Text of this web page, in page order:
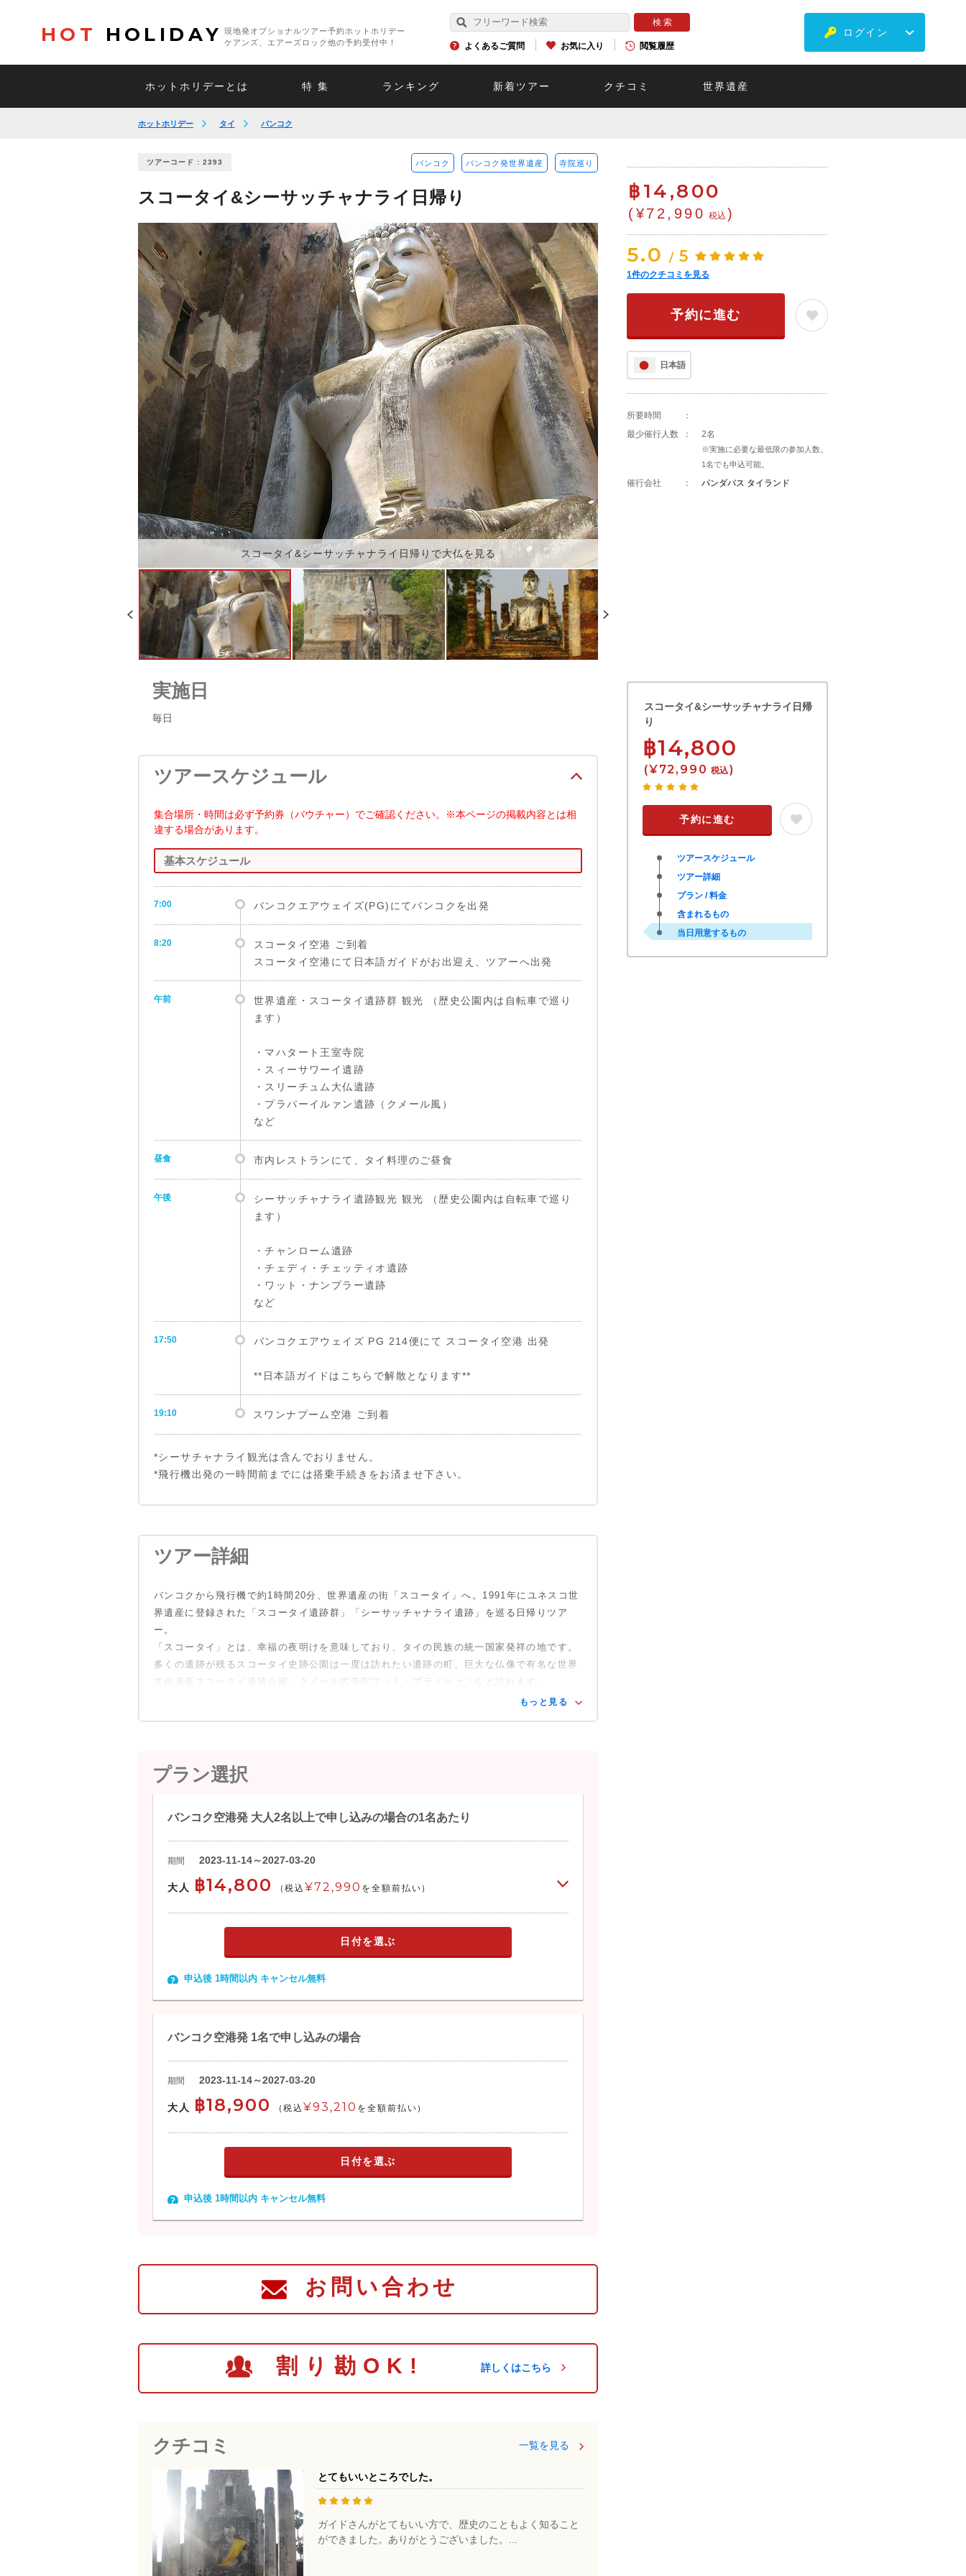
HOT HOLIDAY
現地発オプショナルツアー予約ホットホリデー
ケアンズ、エアーズロック他の予約受付中！
よくあるご質問 お気に入り 閲覧履歴
ログイン
ホットホリデーとは 特 集 ランキング 新着ツアー クチコミ 世界遺産
ホットホリデー タイ バンコク
ツアーコード : 2393 バンコク バンコク発世界遺産 寺院巡り
スコータイ&シーサッチャナライ日帰り
スコータイ&シーサッチャナライ日帰りで大仏を見る
฿14,800
(¥72,990 税込 )
5.0 / 5
1件のクチコミを見る
予約に進む
日本語
所要時間
：
最少催行人数
： 2名
※実施に必要な最低限の参加人数。
1名でも申込可能。
催行会社 ： パンダバス タイランド
実施日
毎日
ツアースケジュール
集合場所・時間は必ず予約券（バウチャー）でご確認ください。※本ページの掲載内容とは相
違する場合があります。
基本スケジュール
7:00 バンコクエアウェイズ(PG)にてバンコクを出発
8:20
スコータイ空港 ご到着
スコータイ空港にて日本語ガイドがお出迎え、ツアーへ出発
午前
世界遺産・スコータイ遺跡群 観光 （歴史公園内は自転車で巡り
ます）
・マハタート王室寺院
・スィーサワーイ遺跡
・スリーチュム大仏遺跡
・プラパーイルァン遺跡（クメール風）
など
昼食 市内レストランにて、タイ料理のご昼食
午後
シーサッチャナライ遺跡観光 観光 （歴史公園内は自転車で巡り
ます）
・チャンローム遺跡
・チェディ・チェッティオ遺跡
・ワット・ナンプラー遺跡
など
17:50 バンコクエアウェイズ PG 214便にて スコータイ空港 出発
**日本語ガイドはこちらで解散となります**
19:10 スワンナプーム空港 ご到着
*シーサチャナライ観光は含んでおりません。
*飛行機出発の一時間前までには搭乗手続きをお済ませ下さい。
ツアー詳細
バンコクから飛行機で約1時間20分、世界遺産の街「スコータイ」へ。1991年にユネスコ世
界遺産に登録された「スコータイ遺跡群」「シーサッチャナライ遺跡」を巡る日帰りツア
ー。
「スコータイ」とは、幸福の夜明けを意味しており、タイの民族の統一国家発祥の地です。
多くの遺跡が残るスコータイ史跡公園は一度は訪れたい遺跡の町。巨大な仏像で有名な世界
文化遺産スコータイ遺跡公園、クメール式寺院ワット・プライルァンなど訪れます。
もっと見る
プラン選択
バンコク空港発 大人2名以上で申し込みの場合の1名あたり
期間 2023-11-14～2027-03-20
大人 ฿14,800 (税込 ¥72,990 を全額前払い)
日付を選ぶ
申込後 1時間以内 キャンセル無料
バンコク空港発 1名で申し込みの場合
期間 2023-11-14～2027-03-20
大人 ฿18,900 (税込 ¥93,210 を全額前払い)
日付を選ぶ
申込後 1時間以内 キャンセル無料
お問い合わせ
割り勘OK! 詳しくはこちら
クチコミ 一覧を見る
とてもいいところでした。
ガイドさんがとてもいい方で、歴史のこともよく知ること
ができました。ありがとうございました。...
スコータイ&シーサッチャナライ日帰
り
฿14,800
(¥72,990 税込)
予約に進む
ツアースケジュール
ツアー詳細
プラン / 料金
含まれるもの
当日用意するもの